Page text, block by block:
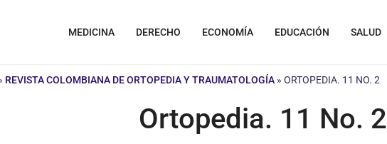
MEDICINA DERECHO ECONOMÍA EDUCACIÓN SALUD
REVISTA COLOMBIANA DE ORTOPEDIA Y TRAUMATOLOGÍA » ORTOPEDIA. 11 NO. 2
Ortopedia. 11 No. 2